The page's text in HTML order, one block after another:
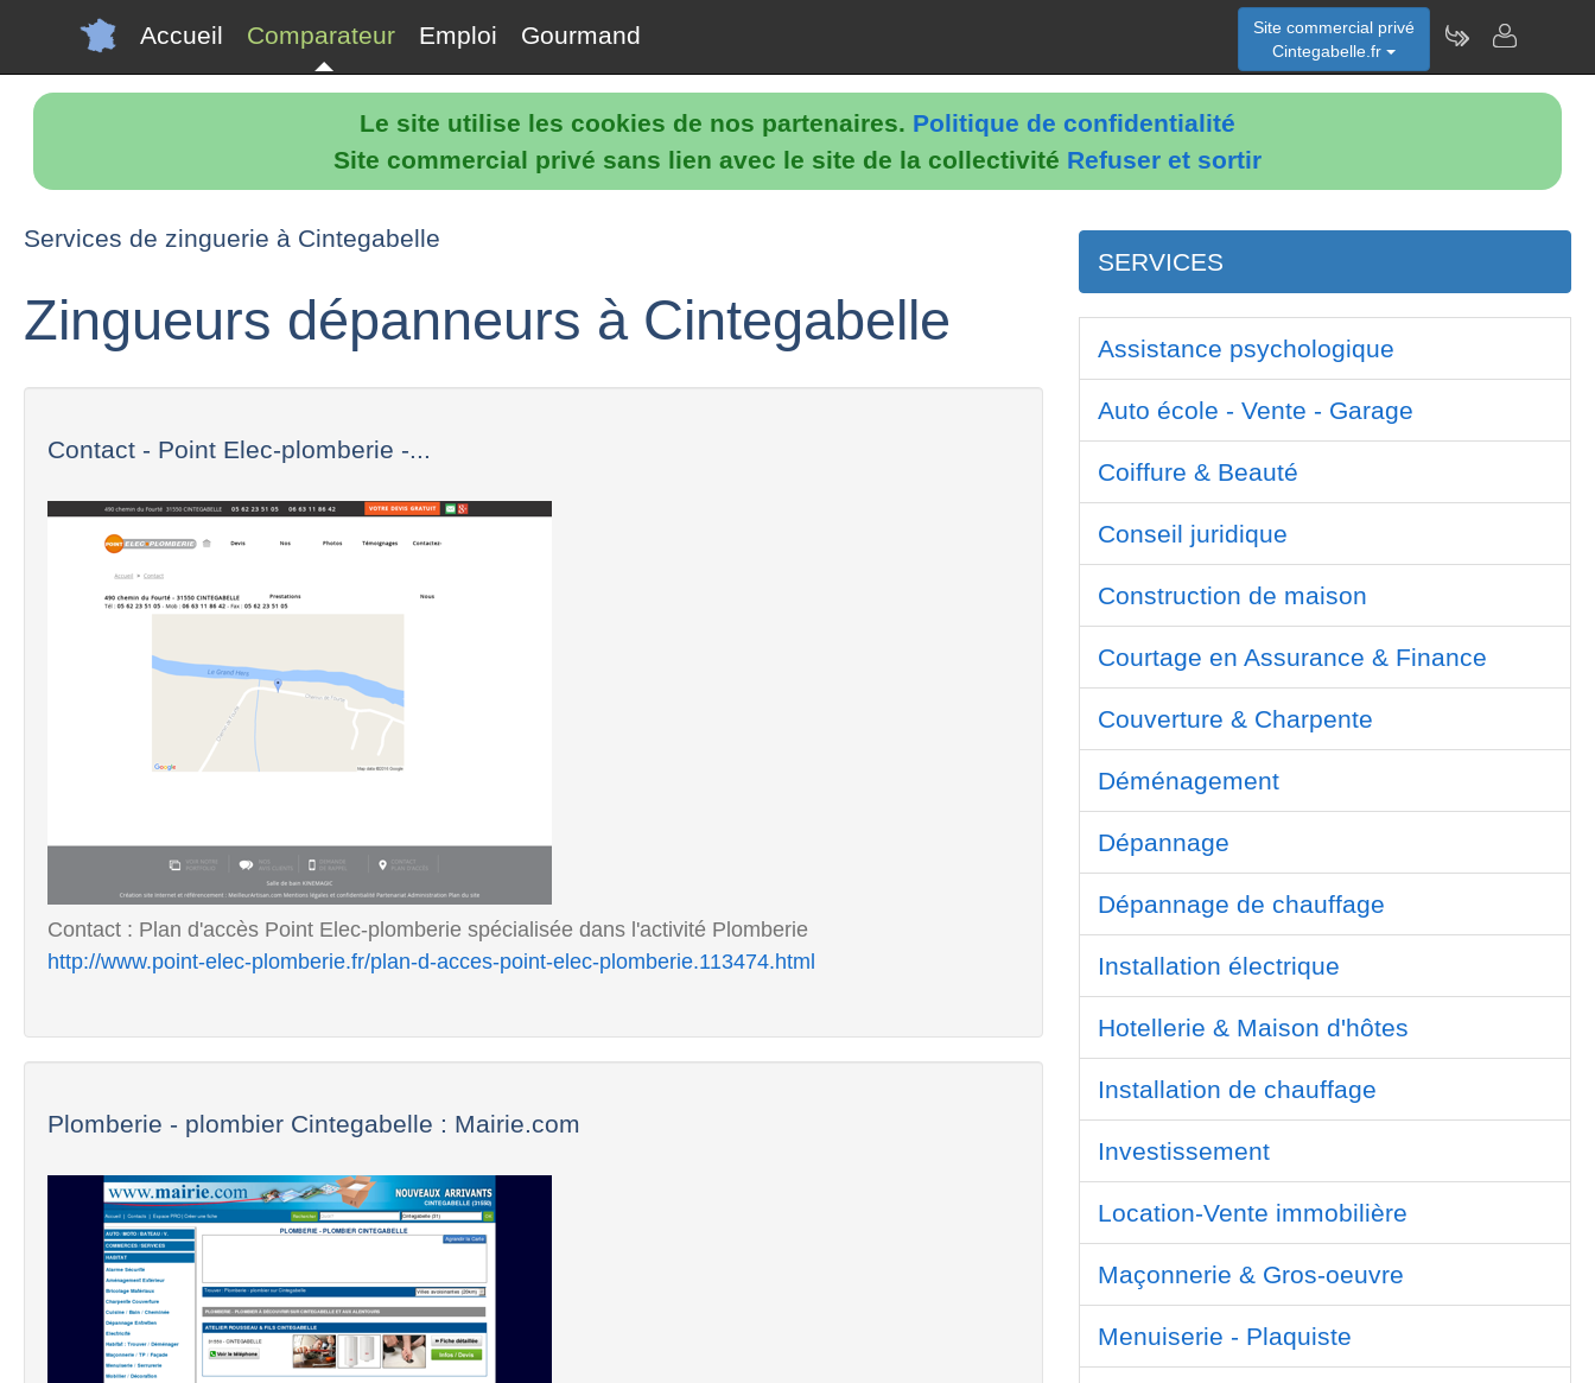
Le site utilise les cookies de nos partenaires. Politique de confidentialité
Site commercial privé sans lien avec le site de la collectivité Refuser et sortir
Accueil Comparateur Emploi Gourmand
Site commercial privé
Cintegabelle.fr
Services de zinguerie à Cintegabelle
Zingueurs dépanneurs à Cintegabelle
Contact - Point Elec-plomberie -...
Contact : Plan d'accès Point Elec-plomberie spécialisée dans l'activité Plomberie
http://www.point-elec-plomberie.fr/plan-d-acces-point-elec-plomberie.113474.html
Plomberie - plombier Cintegabelle : Mairie.com
SERVICES
Assistance psychologique
Auto école - Vente - Garage
Coiffure & Beauté
Conseil juridique
Construction de maison
Courtage en Assurance & Finance
Couverture & Charpente
Déménagement
Dépannage
Dépannage de chauffage
Installation électrique
Hotellerie & Maison d'hôtes
Installation de chauffage
Investissement
Location-Vente immobilière
Maçonnerie & Gros-oeuvre
Menuiserie - Plaquiste